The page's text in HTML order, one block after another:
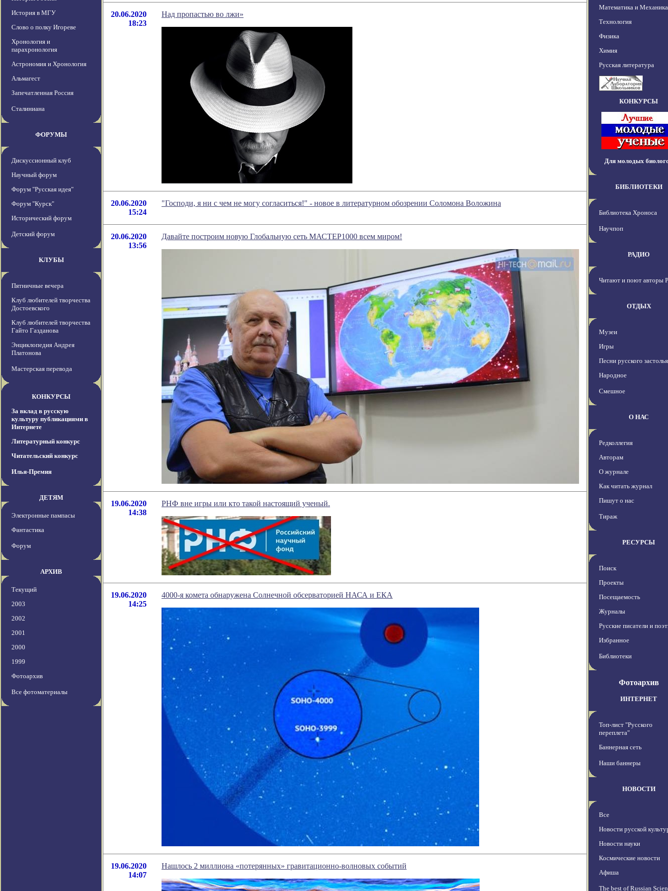
История в МГУ
Слово о полку Игореве
Хронология и
парахронология
Астрономия и Хронология
Альмагест
Запечатленная Россия
Сталиниана
ФОРУМЫ
Дискуссионный клуб
Научный форум
Форум "Русская идея"
Форум "Курск"
Исторический форум
Детский форум
КЛУБЫ
Пятничные вечера
Клуб любителей творчества
Достоевского
Клуб любителей творчества
Гайто Газданова
Энциклопедия Андрея
Платонова
Мастерская перевода
КОНКУРСЫ
За вклад в русскую
культуру публикациями в
Интернете
Литературный конкурс
Читательский конкурс
Илья-Премия
ДЕТЯМ
Электронные пампасы
Фантастика
Форум
АРХИВ
Текущий
2003
2002
2001
2000
1999
Фотоархив
Все фотоматериалы
20.06.2020
18:23
Над пропастью во лжи»
20.06.2020
15:24
"Господи, я ни с чем не могу согласиться!" - новое в литературном обозрении Соломона Воложина
20.06.2020
13:56
Давайте построим новую Глобальную сеть МАСТЕР1000 всем миром!
19.06.2020
14:38
РНФ вне игры или кто такой настоящий ученый.
19.06.2020
14:25
4000-я комета обнаружена Солнечной обсерваторией НАСА и ЕКА
19.06.2020
14:07
Нашлось 2 миллиона «потерянных» гравитационно-волновых событий
Математика и Механика
Технология
Физика
Химия
Русская литература
КОНКУРСЫ
Для молодых
БИБЛИОТЕКИ
Библиотека Хроноса
Научпоп
РАДИО
Читают и поют авторы
ОТДЫХ
Музеи
Игры
Песни русского застолья
Народное
Смешное
О НАС
Редколлегия
Авторам
О журнале
Как читать журнал
Пишут о нас
Тираж
РЕСУРСЫ
Поиск
Проекты
Посещаемость
Журналы
Русские писатели и
Избранное
Библиотеки
Фотоархив
ИНТЕРНЕТ
Топ-лист "Русского
переплета"
Баннерная сеть
Наши баннеры
НОВОСТИ
Все
Новости русской
Новости науки
Космические новости
Афиша
The best of Russian